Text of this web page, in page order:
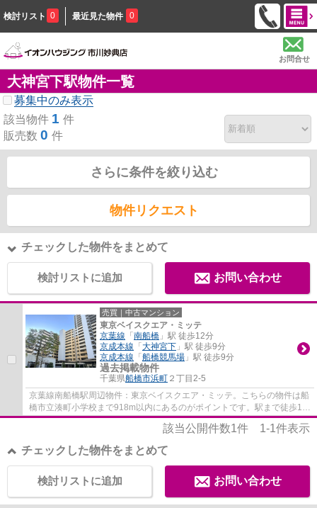
検討リスト 0 最近見た物件 0
お問合せ
大神宮下駅物件一覧
募集中のみ表示
該当物件 1 件
販売数 0 件
さらに条件を絞り込む
物件リクエスト
チェックした物件をまとめて
検討リストに追加 お問い合わせ
売買｜中古マンション
東京ベイスクエア・ミッテ
京葉線 「 南船橋 」駅 徒歩12分
京成本線 「 大神宮下 」駅 徒歩9分
京成本線 「 船橋競馬場 」駅 徒歩9分
過去掲載物件
千葉県船橋市浜町 ２丁目2-5
京葉線南船橋駅周辺物件：東京ベイスクエア・ミッテ。こちらの物件は船
橋市立湊町小学校まで918m以内にあるのがポイントです。駅まで徒歩12
分でアクセス可能です。この物件は20階建て...
該当公開件数1件 1-1件表示
チェックした物件をまとめて
お問い合わせ
検討リストに追加